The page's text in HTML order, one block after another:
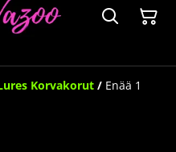
Korvakorut / Enää 1